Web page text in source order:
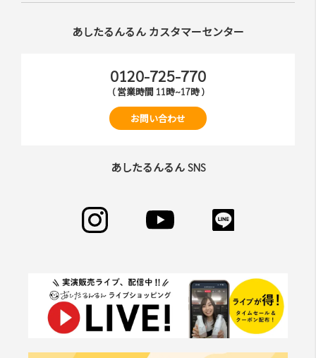
あしたるんるん カスタマーセンター
0120-725-770
( 営業時間 11時~17時 )
お問い合わせ
あしたるんるん SNS